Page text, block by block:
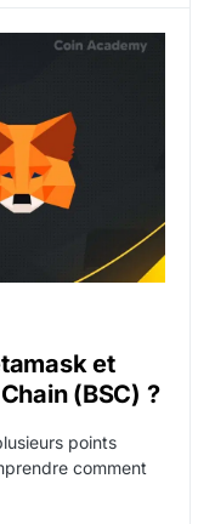
et utiliser la Binance
et
(BSC) ?
points
comment